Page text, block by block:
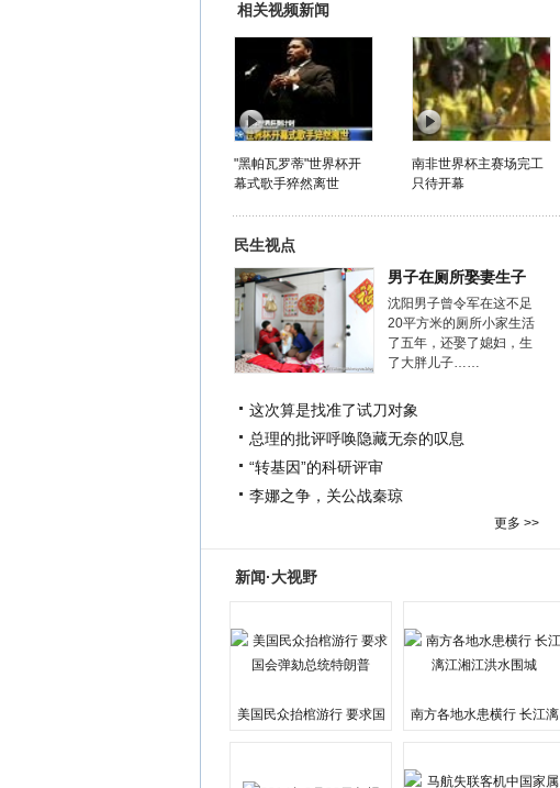
相关视频新闻
"黑帕瓦罗蒂"世界杯开
幕式歌手猝然离世
南非世界杯主赛场完工
只待开幕
民生视点
男子在厕所娶妻生子
沈阳男子曾令军在这不足
20平方米的厕所小家生活
了五年，还娶了媳妇，生
了大胖儿子……
这次算是找准了试刀对象
总理的批评呼唤隐藏无奈的叹息
“转基因”的科研评审
李娜之争，关公战秦琼
更多 >>
新闻·大视野
美国民众抬棺游行 要求国
南方各地水患横行 长江漓